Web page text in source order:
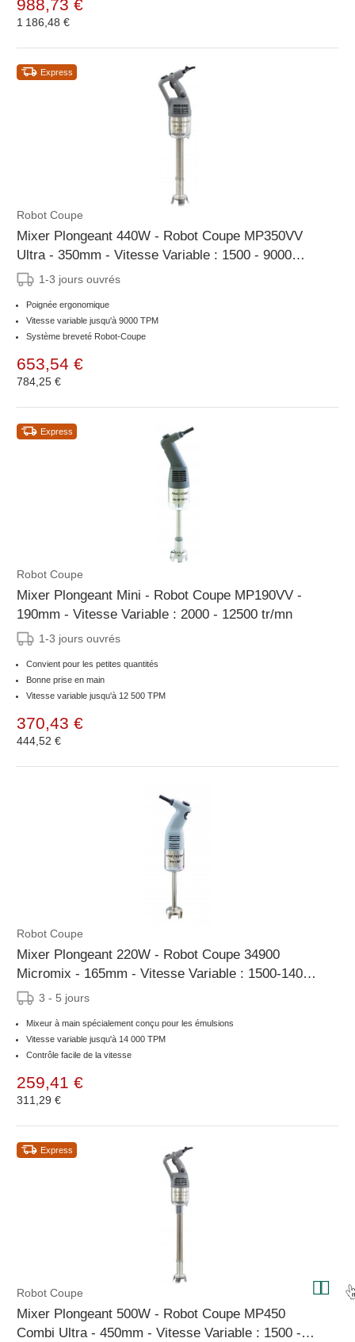
988,73 €
1 186,48 €
Express
Robot Coupe
Mixer Plongeant 440W - Robot Coupe MP350VV
Ultra - 350mm - Vitesse Variable : 1500 - 9000
tr/mn1-3 jours ouvrés
Poignée ergonomique
Vitesse variable jusqu'à 9000 TPM
Système breveté Robot-Coupe
653,54 €
784,25 €
Express
Robot Coupe
Mixer Plongeant Mini - Robot Coupe MP190VV -
190mm - Vitesse Variable : 2000 - 12500 tr/mn
1-3 jours ouvrés
Convient pour les petites quantités
Bonne prise en main
Vitesse variable jusqu'à 12 500 TPM
370,43 €
444,52 €
Robot Coupe
Mixer Plongeant 220W - Robot Coupe 34900
Micromix - 165mm - Vitesse Variable : 1500-14000
tr/mn3 - 5 jours
Mixeur à main spécialement conçu pour les émulsions
Vitesse variable jusqu'à 14 000 TPM
Contrôle facile de la vitesse
259,41 €
311,29 €
Express
Robot Coupe
Mixer Plongeant 500W - Robot Coupe MP450
Combi Ultra - 450mm - Vitesse Variable : 1500 -